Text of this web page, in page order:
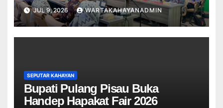
JUL 9, 2026 WARTAKAHAYANADMIN
SEPUTAR KAHAYAN
Bupati Pulang Pisau Buka
Handep Hapakat Fair 2026